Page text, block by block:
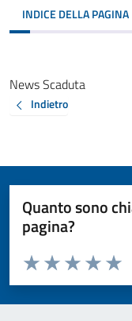
INDICE DELLA PAGINA
News Scaduta
Indietro
Quanto sono
pagina?
Valuta da 1 a 5 stelle la
Valuta 4
Valuta 3
Valuta 2 stelle
Valuta 1 stelle su 5